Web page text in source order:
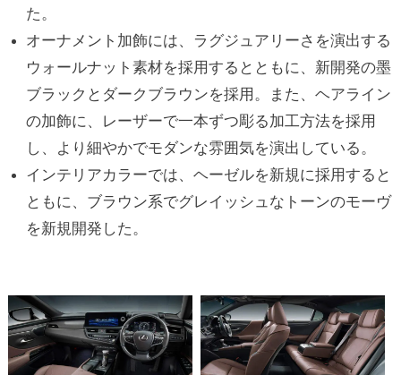
た。
オーナメント加飾には、ラグジュアリーさを演出する
ウォールナット素材を採用するとともに、新開発の墨
ブラックとダークブラウンを採用。また、ヘアライン
の加飾に、レーザーで一本ずつ彫る加工方法を採用
し、より細やかでモダンな雰囲気を演出している。
インテリアカラーでは、ヘーゼルを新規に採用すると
ともに、ブラウン系でグレイッシュなトーンのモーヴ
を新規開発した。